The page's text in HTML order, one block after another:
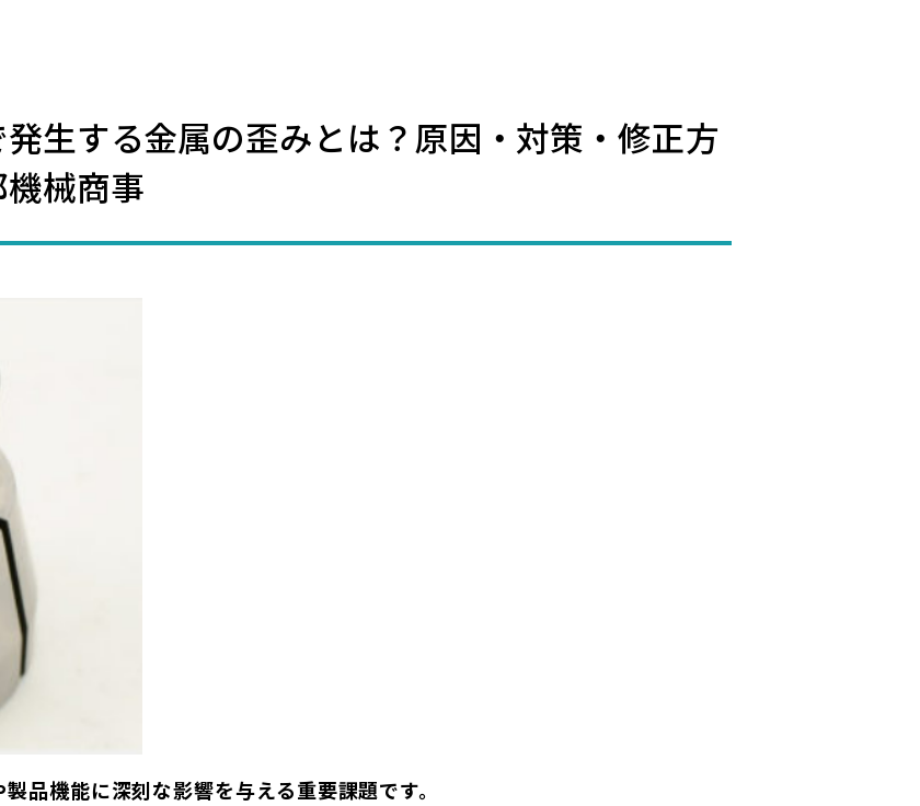
発生する金属の歪みとは？原因・対策・修正方
械商事
品機能に深刻な影響を与える重要課題です。